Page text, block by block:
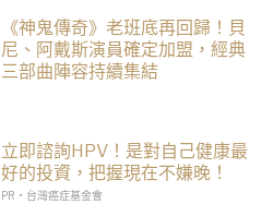
《神鬼傳奇》老班底再回歸！貝
尼、阿戴斯演員確定加盟，經典
三部曲陣容持續集結
立即諮詢HPV！是對自己健康最
好的投資，把握現在不嫌晚！
PR・台灣癌症基金會